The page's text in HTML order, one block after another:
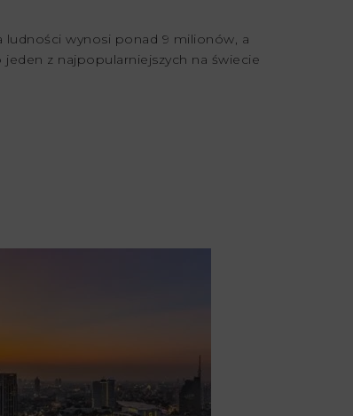
ludności wynosi ponad 9 milionów, a
jeden z najpopularniejszych na świecie